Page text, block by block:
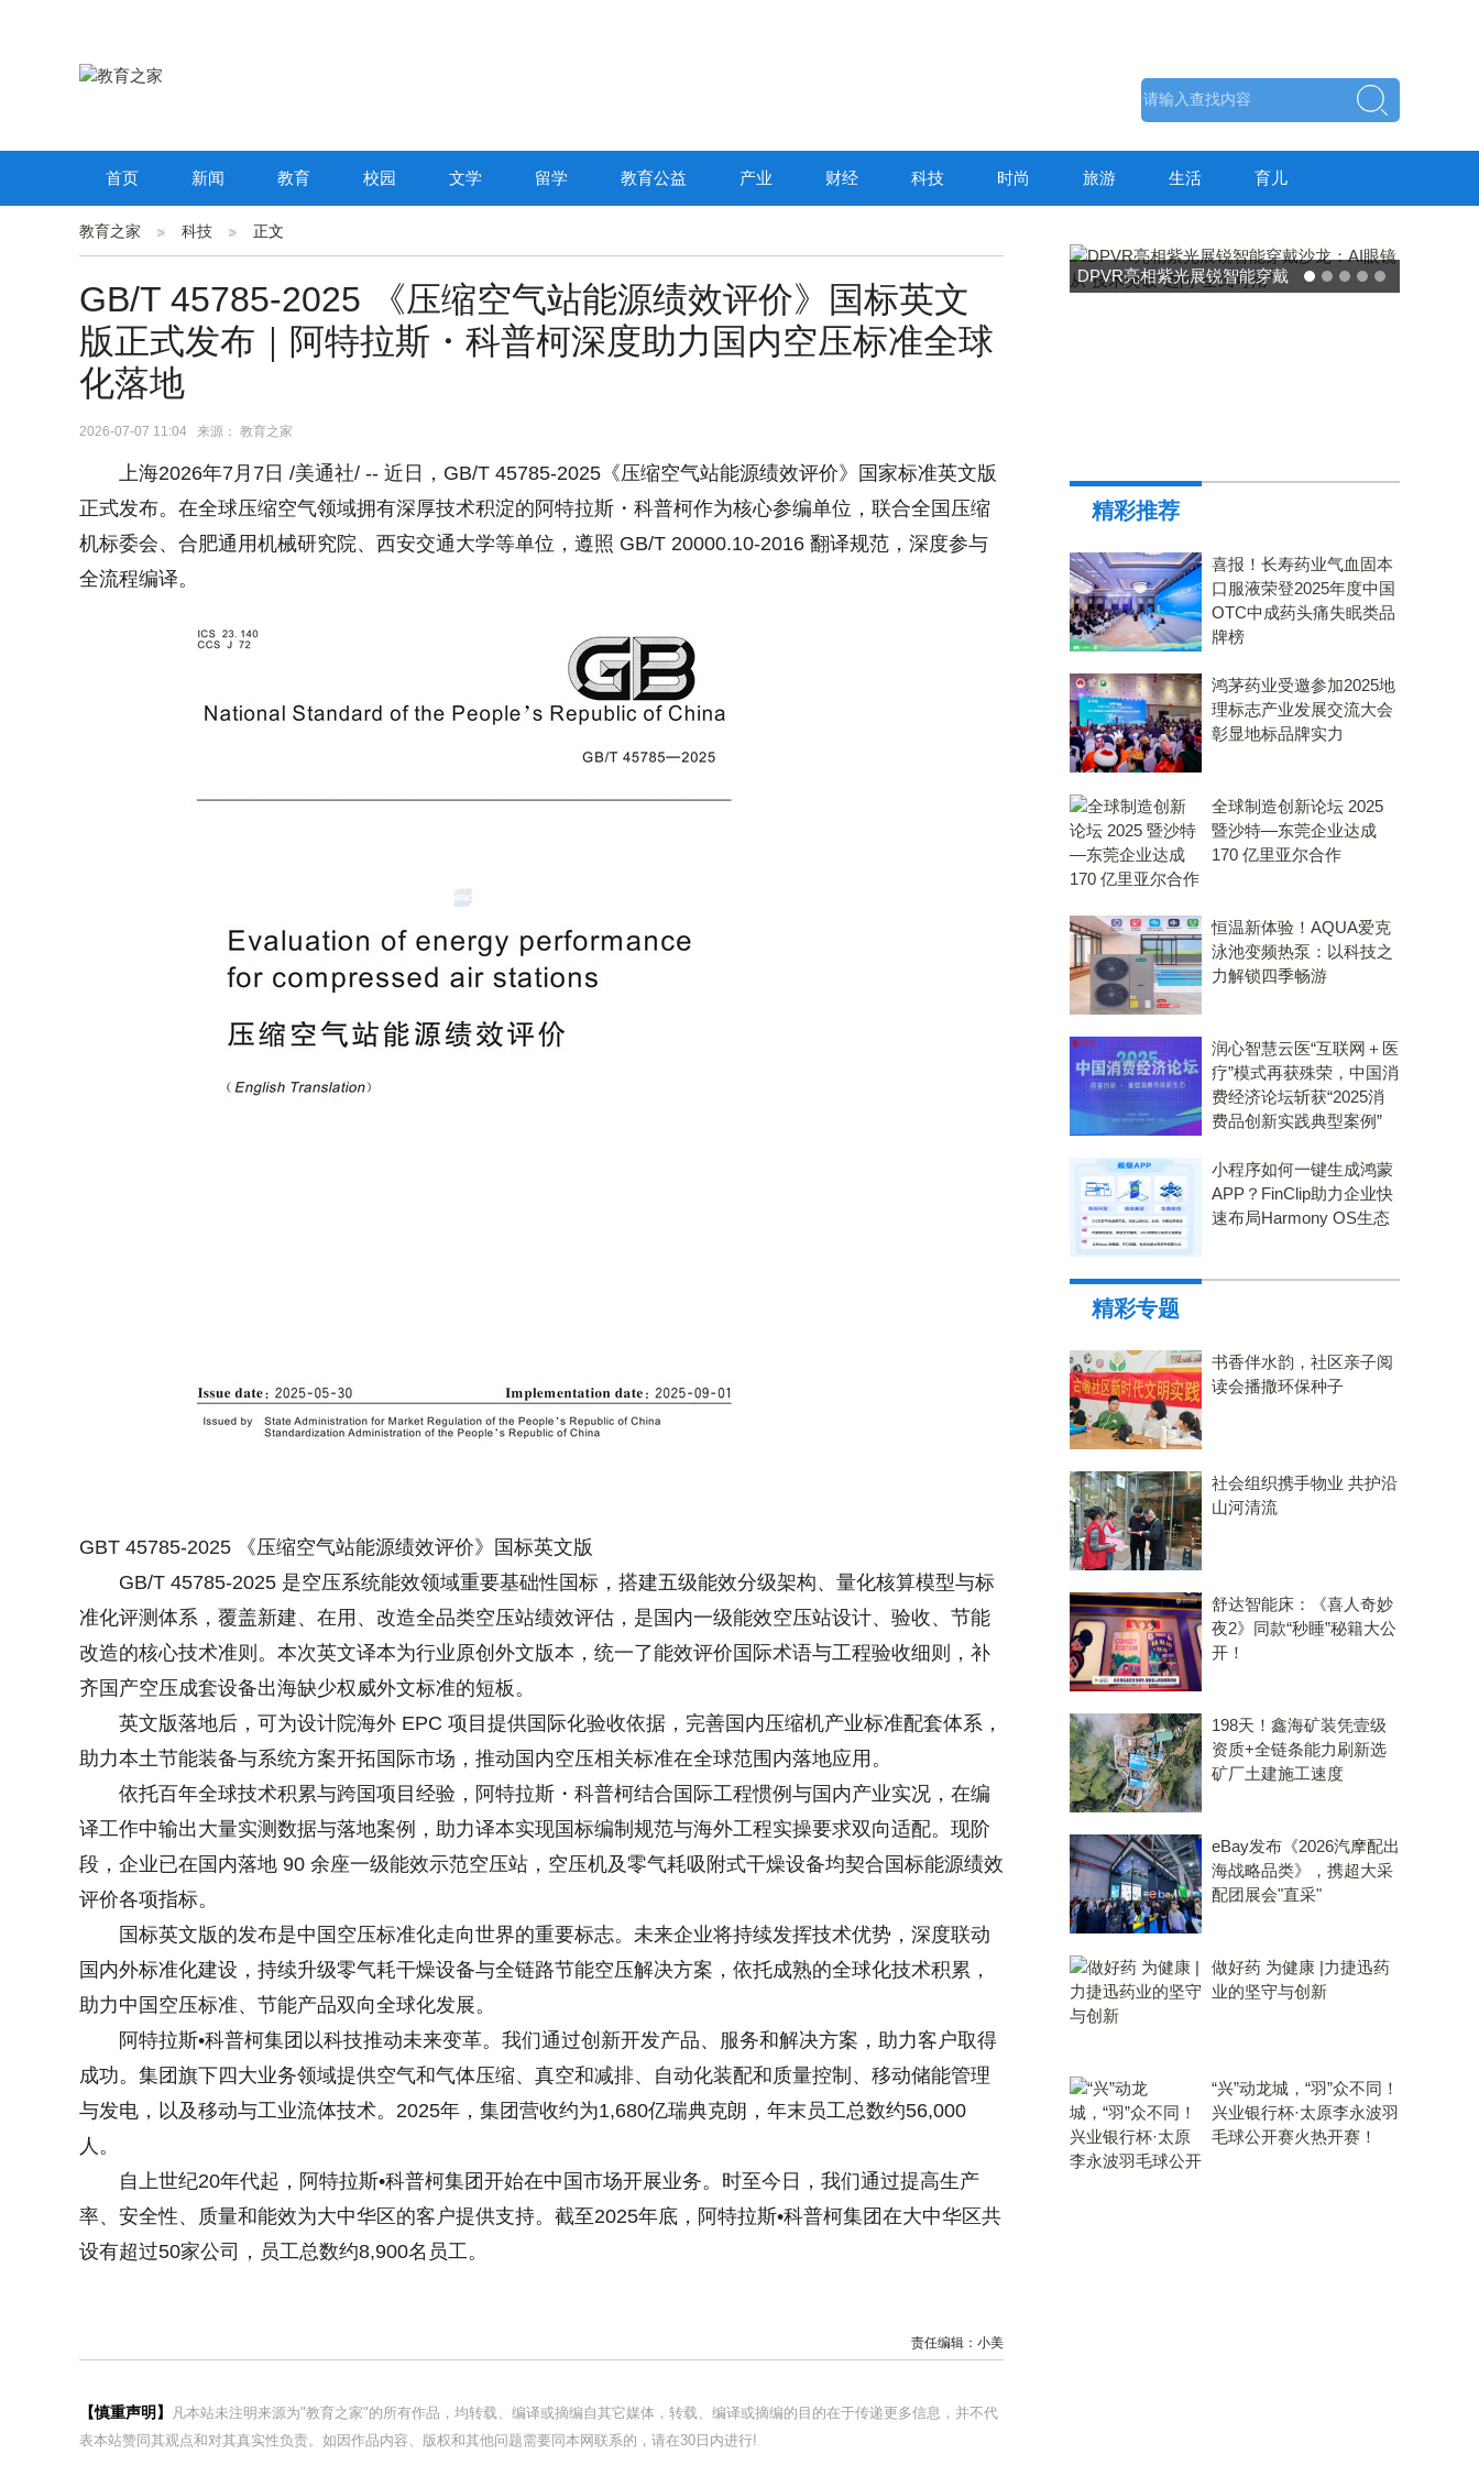
首页 新闻 教育 校园 文学 留学 教育公益 产业 财经 科技 时尚 旅游 生活 育儿
教育之家 科技 正文
GB/T 45785-2025 《压缩空气站能源绩效评价》国标英文
版正式发布｜阿特拉斯・科普柯深度助力国内空压标准全球
化落地
2026-07-07 11:04 来源： 教育之家
上海2026年7月7日 /美通社/ -- 近日，GB/T 45785-2025《压缩空气站能源绩效评价》国家标准英文版
正式发布。在全球压缩空气领域拥有深厚技术积淀的阿特拉斯・科普柯作为核心参编单位，联合全国压缩
机标委会、合肥通用机械研究院、西安交通大学等单位，遵照 GB/T 20000.10-2016 翻译规范，深度参与
全流程编译。
GBT 45785-2025 《压缩空气站能源绩效评价》国标英文版
GB/T 45785-2025 是空压系统能效领域重要基础性国标，搭建五级能效分级架构、量化核算模型与标
准化评测体系，覆盖新建、在用、改造全品类空压站绩效评估，是国内一级能效空压站设计、验收、节能
改造的核心技术准则。本次英文译本为行业原创外文版本，统一了能效评价国际术语与工程验收细则，补
齐国产空压成套设备出海缺少权威外文标准的短板。
英文版落地后，可为设计院海外 EPC 项目提供国际化验收依据，完善国内压缩机产业标准配套体系，
助力本土节能装备与系统方案开拓国际市场，推动国内空压相关标准在全球范围内落地应用。
依托百年全球技术积累与跨国项目经验，阿特拉斯・科普柯结合国际工程惯例与国内产业实况，在编
译工作中输出大量实测数据与落地案例，助力译本实现国标编制规范与海外工程实操要求双向适配。现阶
段，企业已在国内落地 90 余座一级能效示范空压站，空压机及零气耗吸附式干燥设备均契合国标能源绩效
评价各项指标。
国标英文版的发布是中国空压标准化走向世界的重要标志。未来企业将持续发挥技术优势，深度联动
国内外标准化建设，持续升级零气耗干燥设备与全链路节能空压解决方案，依托成熟的全球化技术积累，
助力中国空压标准、节能产品双向全球化发展。
阿特拉斯•科普柯集团以科技推动未来变革。我们通过创新开发产品、服务和解决方案，助力客户取得
成功。集团旗下四大业务领域提供空气和气体压缩、真空和减排、自动化装配和质量控制、移动储能管理
与发电，以及移动与工业流体技术。2025年，集团营收约为1,680亿瑞典克朗，年末员工总数约56,000
人。
自上世纪20年代起，阿特拉斯•科普柯集团开始在中国市场开展业务。时至今日，我们通过提高生产
率、安全性、质量和能效为大中华区的客户提供支持。截至2025年底，阿特拉斯•科普柯集团在大中华区共
设有超过50家公司，员工总数约8,900名员工。
责任编辑：小美
【慎重声明】
凡本站未注明来源为"教育之家"的所有作品，均转载、编译或摘编自其它媒体，转载、编译或摘编的目的在于传递更多信息，并不代
表本站赞同其观点和对其真实性负责。如因作品内容、版权和其他问题需要同本网联系的，请在30日内进行!
DPVR亮相紫光展锐智能穿戴
精彩推荐
喜报！长寿药业气血固本
口服液荣登2025年度中国
OTC中成药头痛失眠类品
牌榜
鸿茅药业受邀参加2025地
理标志产业发展交流大会
彰显地标品牌实力
全球制造创新论坛 2025
暨沙特—东莞企业达成
170 亿里亚尔合作
恒温新体验！AQUA爱克
泳池变频热泵：以科技之
力解锁四季畅游
润心智慧云医“互联网＋医
疗”模式再获殊荣，中国消
费经济论坛斩获“2025消
费品创新实践典型案例”
小程序如何一键生成鸿蒙
APP？FinClip助力企业快
速布局Harmony OS生态
精彩专题
书香伴水韵，社区亲子阅
读会播撒环保种子
社会组织携手物业 共护沿
山河清流
舒达智能床：《喜人奇妙
夜2》同款“秒睡”秘籍大公
开！
198天！鑫海矿装凭壹级
资质+全链条能力刷新选
矿厂土建施工速度
eBay发布《2026汽摩配出
海战略品类》，携超大采
配团展会"直采"
做好药 为健康 |力捷迅药
业的坚守与创新
“兴”动龙城，“羽”众不同！
兴业银行杯·太原李永波羽
毛球公开赛火热开赛！